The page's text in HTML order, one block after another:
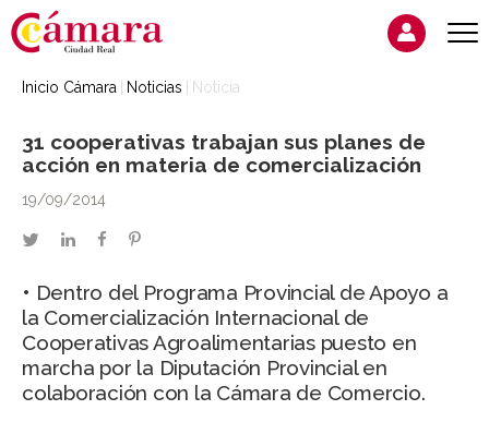
Inicio Cámara Noticias Noticia
31 cooperativas trabajan sus planes de
acción en materia de comercialización
19/09/2014
twitterlinkedinfacebookpinterest
• Dentro del Programa Provincial de Apoyo a
la Comercialización Internacional de
Cooperativas Agroalimentarias puesto en
marcha por la Diputación Provincial en
colaboración con la Cámara de Comercio.